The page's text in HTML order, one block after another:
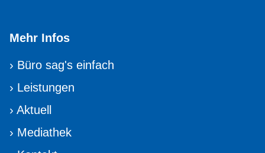
Mehr Infos
› Büro sag's einfach
› Leistungen
› Aktuell
› Mediathek